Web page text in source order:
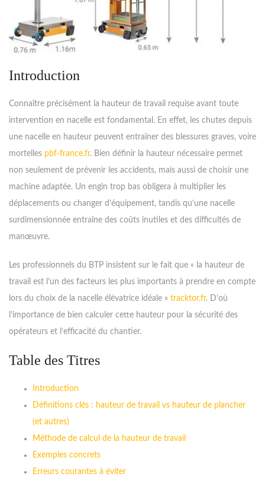
Introduction
Connaître précisément la hauteur de travail requise avant toute
intervention en nacelle est fondamental. En effet, les chutes depuis
une nacelle en hauteur peuvent entraîner des blessures graves, voire
mortelles pbf-france.fr. Bien définir la hauteur nécessaire permet
non seulement de prévenir les accidents, mais aussi de choisir une
machine adaptée. Un engin trop bas obligera à multiplier les
déplacements ou changer d’équipement, tandis qu’une nacelle
surdimensionnée entraîne des coûts inutiles et des difficultés de
manœuvre.
Les professionnels du BTP insistent sur le fait que « la hauteur de
travail est l’un des facteurs les plus importants à prendre en compte
lors du choix de la nacelle élévatrice idéale » tracktor.fr. D’où
l’importance de bien calculer cette hauteur pour la sécurité des
opérateurs et l’efficacité du chantier.
Table des Titres
Introduction
Définitions clés : hauteur de travail vs hauteur de plancher
(et autres)
Méthode de calcul de la hauteur de travail
Exemples concrets
Erreurs courantes à éviter